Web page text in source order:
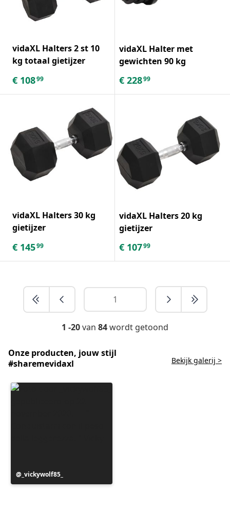
vidaXL Halters 2 st 10
kg totaal gietijzer
€ 10899
vidaXL Halter met
gewichten 90 kg
€ 22899
vidaXL Halters 30 kg
gietijzer
€ 14599
vidaXL Halters 20 kg
gietijzer
€ 10799
1 -20van 84wordt getoond
Onze producten, jouw stijl
#sharemevidaxl
Bekijk galerij >
Bericht
gepubliceerd
_vickywolf85_